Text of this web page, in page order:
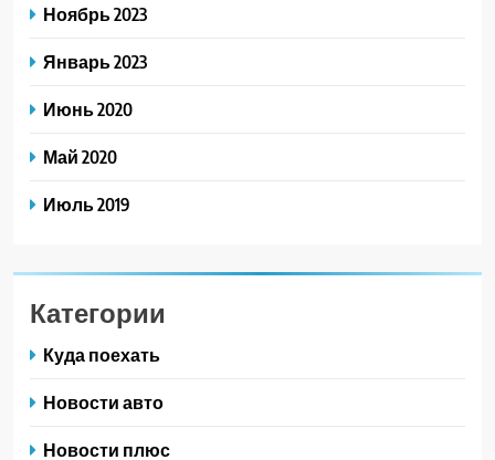
Ноябрь 2023
Январь 2023
Июнь 2020
Май 2020
Июль 2019
Категории
Куда поехать
Новости авто
Новости плюс